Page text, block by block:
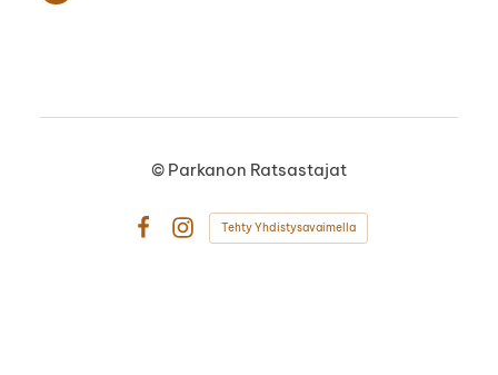
© Parkanon Ratsastajat
Tehty Yhdistysavaimella